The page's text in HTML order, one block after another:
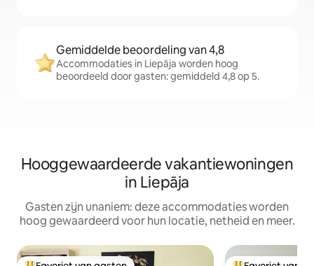
Gemiddelde beoordeling van 4,8
Accommodaties in Liepāja worden hoog
beoordeeld door gasten: gemiddeld 4,8 op 5.
Hooggewaardeerde vakantiewoningen
in Liepāja
Gasten zijn unaniem: deze accommodaties worden
hoog gewaardeerd voor hun locatie, netheid en meer.